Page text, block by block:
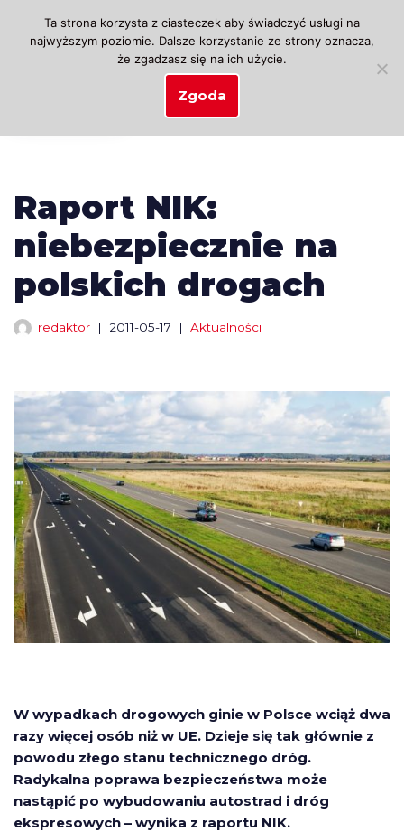
Przejdź
Raport NIK:
niebezpiecznie na
polskich drogach
redaktor 2011-05-17 Aktualności
W wypadkach drogowych ginie w Polsce wciąż dwa
razy więcej osób niż w UE. Dzieje się tak głównie z
powodu złego stanu technicznego dróg.
Radykalna poprawa bezpieczeństwa może
nastąpić po wybudowaniu autostrad i dróg
ekspresowych – wynika z raportu NIK.
Ta strona korzysta z ciasteczek aby świadczyć usługi na
najwyższym poziomie. Dalsze korzystanie ze strony oznacza,
że zgadzasz się na ich użycie.
Zgoda